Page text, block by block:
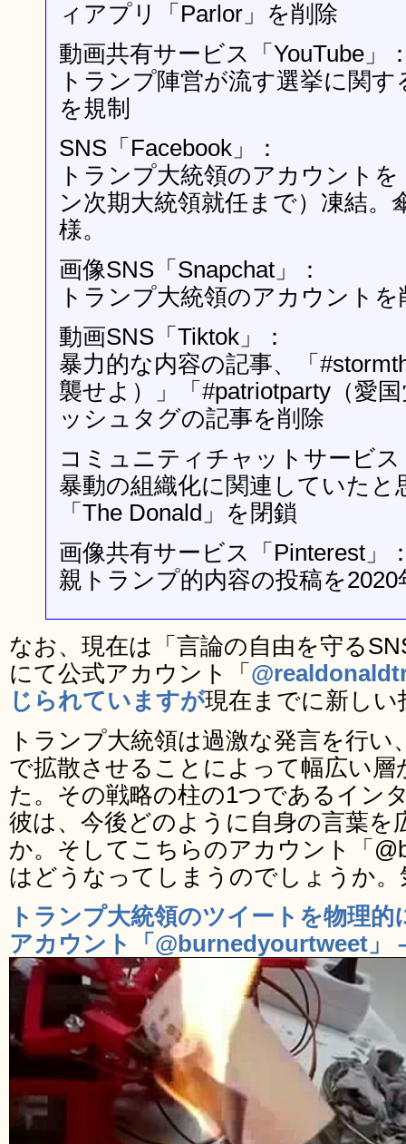
ィアプリ「Parlor」を削除
動画共有サービス「YouTube」
トランプ陣営が流す選挙に関
を規制
SNS「Facebook」：
トランプ大統領のアカウント
ン次期大統領就任まで）凍結。
様。
画像SNS「Snapchat」：
トランプ大統領のアカウントを
動画SNS「Tiktok」：
暴力的な内容の記事、「
襲せよ）」「#patriotparty（愛
ッシュタグの記事を削除
コミュニティチャットサービス
暴動の組織化に関連していたと
「The Donald」を閉鎖
画像共有サービス「Pinterest」
親トランプ的内容の投稿を
なお、現在は「言論の自由を守る
にて公式アカウント「
じられていますが現在までに新し
トランプ大統領は過激な発言を行
で拡散させることによって幅広い
た。その戦略の柱の1つであるイン
彼は、今後どのように自身の言葉を
か。そしてこちらのアカウント「
はどうなってしまうのでしょうか
トランプ大統領のツイートを物理
アカウント「@burnedyourtweet」